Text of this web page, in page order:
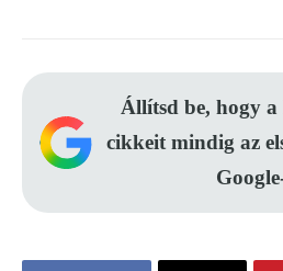
Állítsd be, hogy
cikkeit mindig az